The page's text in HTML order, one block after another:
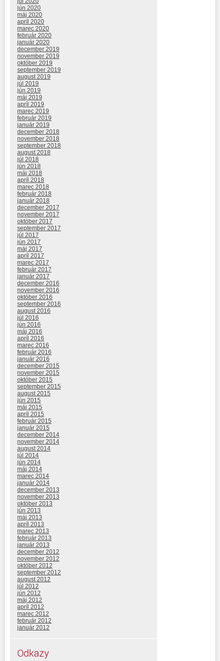
jún 2020
máj 2020
apríl 2020
marec 2020
február 2020
január 2020
december 2019
november 2019
október 2019
september 2019
august 2019
júl 2019
jún 2019
máj 2019
apríl 2019
marec 2019
február 2019
január 2019
december 2018
november 2018
september 2018
august 2018
júl 2018
jún 2018
máj 2018
apríl 2018
marec 2018
február 2018
január 2018
december 2017
november 2017
október 2017
september 2017
júl 2017
jún 2017
máj 2017
apríl 2017
marec 2017
február 2017
január 2017
december 2016
november 2016
október 2016
september 2016
august 2016
júl 2016
jún 2016
máj 2016
apríl 2016
marec 2016
február 2016
január 2016
december 2015
november 2015
október 2015
september 2015
august 2015
jún 2015
máj 2015
apríl 2015
február 2015
január 2015
december 2014
november 2014
august 2014
júl 2014
jún 2014
máj 2014
marec 2014
január 2014
december 2013
november 2013
október 2013
jún 2013
máj 2013
apríl 2013
marec 2013
február 2013
január 2013
december 2012
november 2012
október 2012
september 2012
august 2012
júl 2012
jún 2012
máj 2012
apríl 2012
marec 2012
február 2012
január 2012
Odkazy